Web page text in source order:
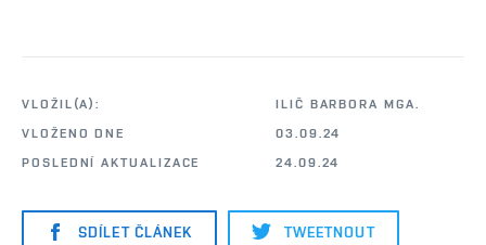
VLOŽIL(A):
ILIČ BARBORA MGA.
VLOŽENO DNE
03.09.24
POSLEDNÍ AKTUALIZACE
24.09.24
SDÍLET ČLÁNEK TWEETNOUT